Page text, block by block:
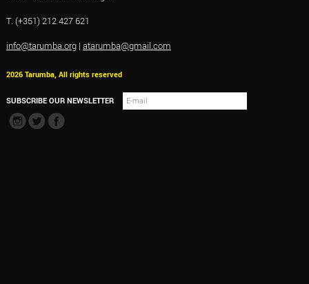
T. (+351) 212 427 621
info@tarumba.org| atarumba@gmail.com
2026 Tarumba, All rights reserved
SUBSCRIBE OUR NEWSLETTER